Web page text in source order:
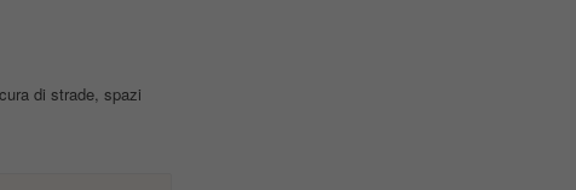
di strade, spazi